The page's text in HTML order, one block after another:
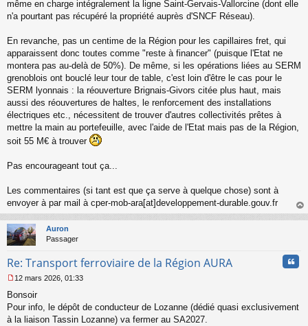
même en charge intégralement la ligne Saint-Gervais-Vallorcine (dont elle
n'a pourtant pas récupéré la propriété auprès d'SNCF Réseau).
En revanche, pas un centime de la Région pour les capillaires fret, qui
apparaissent donc toutes comme "reste à financer" (puisque l'Etat ne
montera pas au-delà de 50%). De même, si les opérations liées au SERM
grenoblois ont bouclé leur tour de table, c'est loin d'être le cas pour le
SERM lyonnais : la réouverture Brignais-Givors citée plus haut, mais
aussi des réouvertures de haltes, le renforcement des installations
électriques etc., nécessitent de trouver d'autres collectivités prêtes à
mettre la main au portefeuille, avec l'aide de l'Etat mais pas de la Région,
soit 55 M€ à trouver
Pas encourageant tout ça...
Les commentaires (si tant est que ça serve à quelque chose) sont à
envoyer à par mail à cper-mob-ara[at]developpement-durable.gouv.fr
au
Auron
Passager
Re: Transport ferroviaire de la Région AURA
e
s
s
12 mars 2026, 01:33
Bonsoir
Pour info, le dépôt de conducteur de Lozanne (dédié quasi exclusivement
à la liaison Tassin Lozanne) va fermer au SA2027.